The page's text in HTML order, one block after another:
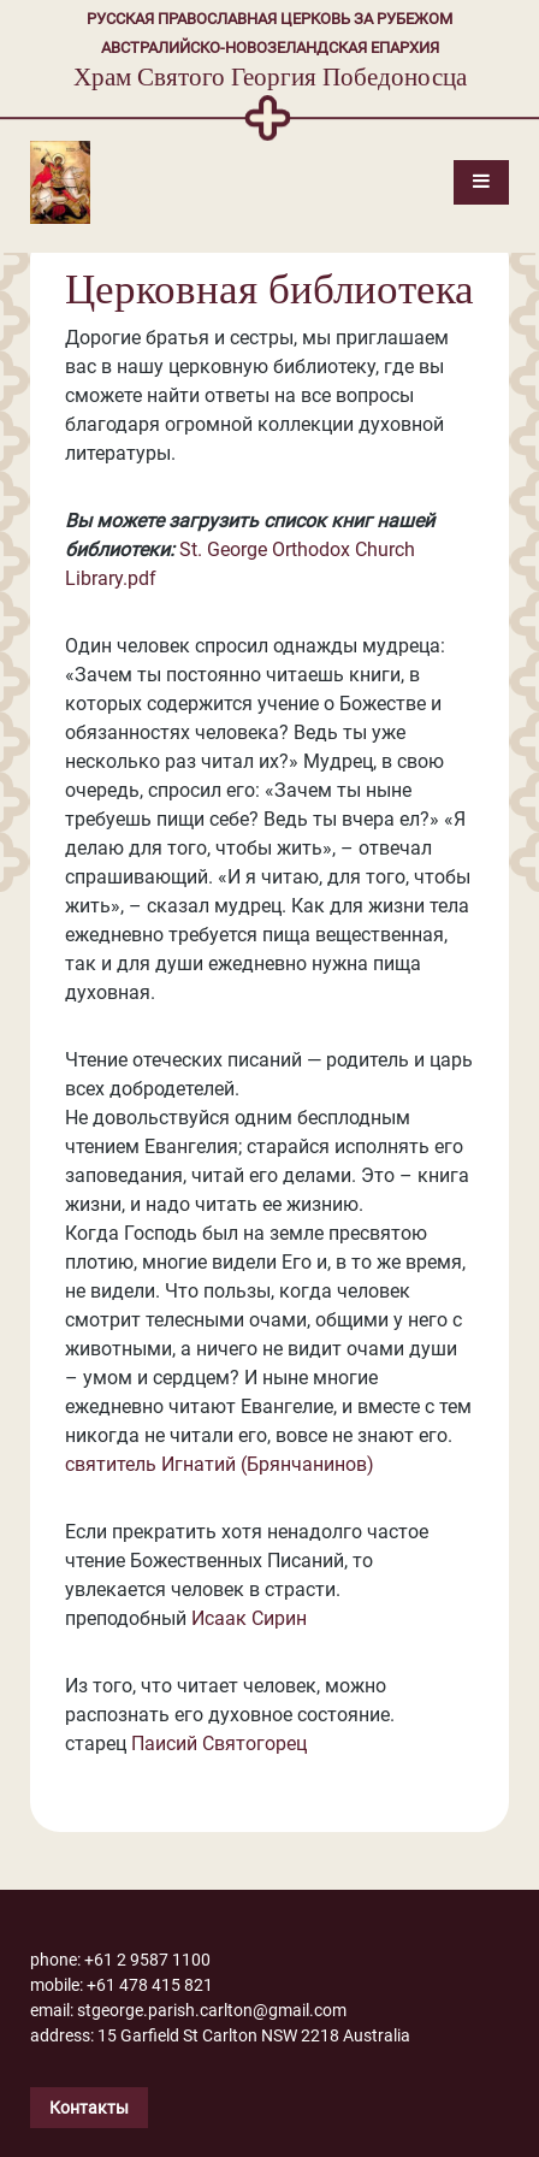
РУССКАЯ ПРАВОСЛАВНАЯ ЦЕРКОВЬ ЗА РУБЕЖОМ
АВСТРАЛИЙСКО-НОВОЗЕЛАНДСКАЯ ЕПАРХИЯ
Храм Святого Георгия Победоносца
Церковная библиотека
Дорогие братья и сестры, мы приглашаем
вас в нашу церковную библиотеку, где вы
сможете найти ответы на все вопросы
благодаря огромной коллекции духовной
литературы.
Вы можете загрузить список книг нашей
библиотеки:St. George Orthodox Church
Library.pdf
Один человек спросил однажды мудреца:
«Зачем ты постоянно читаешь книги, в
которых содержится учение о Божестве и
обязанностях человека? Ведь ты уже
несколько раз читал их?» Мудрец, в свою
очередь, спросил его: «Зачем ты ныне
требуешь пищи себе? Ведь ты вчера ел?» «Я
делаю для того, чтобы жить», – отвечал
спрашивающий. «И я читаю, для того, чтобы
жить», – сказал мудрец. Как для жизни тела
ежедневно требуется пища вещественная,
так и для души ежедневно нужна пища
духовная.
Чтение отеческих писаний — родитель и царь
всех добродетелей.
Не довольствуйся одним бесплодным
чтением Евангелия; старайся исполнять его
заповедания, читай его делами. Это – книга
жизни, и надо читать ее жизнию.
Когда Господь был на земле пресвятою
плотию, многие видели Его и, в то же время,
не видели. Что пользы, когда человек
смотрит телесными очами, общими у него с
животными, а ничего не видит очами души
– умом и сердцем? И ныне многие
ежедневно читают Евангелие, и вместе с тем
никогда не читали его, вовсе не знают его.
святитель Игнатий (Брянчанинов)
Если прекратить хотя ненадолго частое
чтение Божественных Писаний, то
увлекается человек в страсти.
преподобный Исаак Сирин
Из того, что читает человек, можно
распознать его духовное состояние.
старец Паисий Святогорец
phone: +61 2 9587 1100
mobile: +61 478 415 821
email: stgeorge.parish.carlton@gmail.com
address: 15 Garfield St Carlton NSW 2218 Australia
Контакты